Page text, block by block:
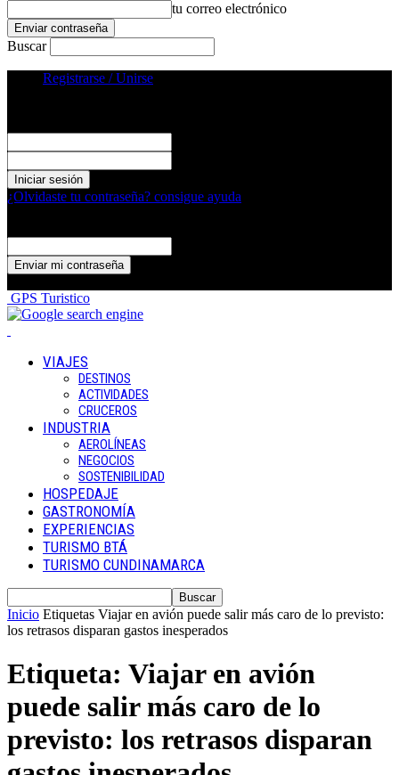
tu correo electrónico
Buscar
Registrarse / Unirse
¿Olvidaste tu contraseña? consigue ayuda
GPS Turistico
VIAJES
DESTINOS
ACTIVIDADES
CRUCEROS
INDUSTRIA
AEROLÍNEAS
NEGOCIOS
SOSTENIBILIDAD
HOSPEDAJE
GASTRONOMÍA
EXPERIENCIAS
TURISMO BTÁ
TURISMO CUNDINAMARCA
Inicio Etiquetas Viajar en avión puede salir más caro de lo previsto:
los retrasos disparan gastos inesperados
Etiqueta: Viajar en avión
puede salir más caro de lo
previsto: los retrasos disparan